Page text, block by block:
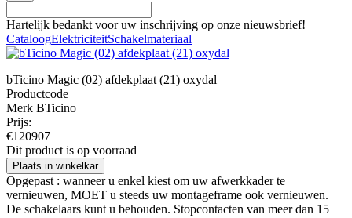
Hartelijk bedankt voor uw inschrijving op onze nieuwsbrief!
CataloogElektriciteitSchakelmateriaal
bTicino Magic (02) afdekplaat (21) oxydal
Productcode
Merk BTicino
Prijs:
€120907
Dit product is op voorraad
Plaats in winkelkar
Opgepast : wanneer u enkel kiest om uw afwerkkader te
vernieuwen, MOET u steeds uw montageframe ook vernieuwen.
De schakelaars kunt u behouden. Stopcontacten van meer dan 15